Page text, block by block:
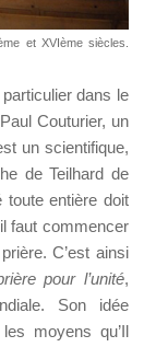
et XVIème siècles.
dans le
Couturier, un
un scientifique,
de Teilhard de
toute entière doit
faut commencer
C’est ainsi
pour l’unité,
Son idée
moyens qu’Il